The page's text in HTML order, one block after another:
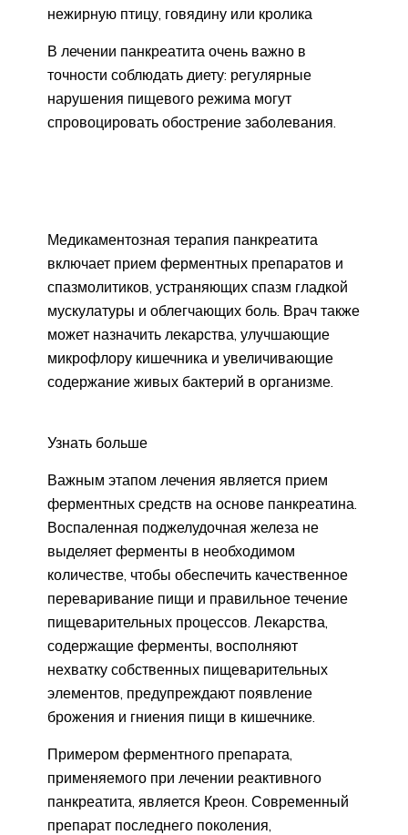
нежирную птицу, говядину или кролика
В лечении панкреатита очень важно в
точности соблюдать диету: регулярные
нарушения пищевого режима могут
спровоцировать обострение заболевания.
Медикаментозная терапия панкреатита
включает прием ферментных препаратов и
спазмолитиков, устраняющих спазм гладкой
мускулатуры и облегчающих боль. Врач также
может назначить лекарства, улучшающие
микрофлору кишечника и увеличивающие
содержание живых бактерий в организме.
Узнать больше
Важным этапом лечения является прием
ферментных средств на основе панкреатина.
Воспаленная поджелудочная железа не
выделяет ферменты в необходимом
количестве, чтобы обеспечить качественное
переваривание пищи и правильное течение
пищеварительных процессов. Лекарства,
содержащие ферменты, восполняют
нехватку собственных пищеварительных
элементов, предупреждают появление
брожения и гниения пищи в кишечнике.
Примером ферментного препарата,
применяемого при лечении реактивного
панкреатита, является Креон. Современный
препарат последнего поколения,